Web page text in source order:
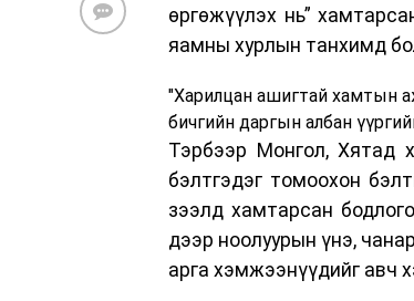
өргөжүүлэх нь”
яамны хурлын танхимд
"Харилцан ашигтай хамтын
бичгийн даргын албан
Тэрбээр Монгол, Хятад
бэлтгэдэг томоохон
зээлд хамтарсан
дээр ноолуурын үнэ,
арга хэмжээнүүдийг авч